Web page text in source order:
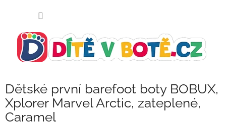
Dětské první barefoot boty BOBUX,
Xplorer Marvel Arctic, zateplené,
Caramel